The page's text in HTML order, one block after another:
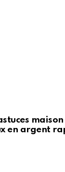
en argent